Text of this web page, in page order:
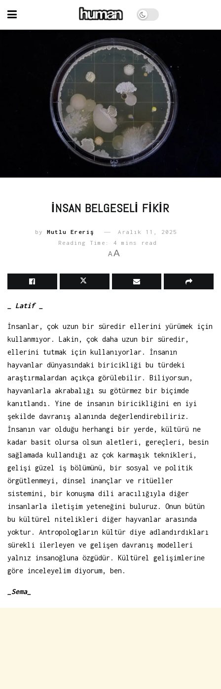
İNSAN BELGESELI FIKIR
by Mutlu Ereriş
Aralık 11, 2025
Reading Time: 4 mins read
A A
_ Latif _
İnsanlar, çok uzun bir süredir ellerini yürümek için
kullanmıyor. Lakin, çok daha uzun bir süredir,
ellerini tutmak için kullanıyorlar. İnsanın
hayvanlar dünyasındaki biricikliği bu türdeki
araştırmalardan açıkça görülebilir. Biliyorsun,
hayvanlarla akrabalığı su götürmez bir biçimde
kanıtlandı. Yine de insanın biricikliğini en iyi
şekilde davranış alanında değerlendirebiliriz.
İnsanın var olduğu herhangi bir yerde, kültürü ne
kadar basit olursa olsun aletleri, gereçleri, besin
sağlamada kullandığı az çok karmaşık teknikleri,
gelişi güzel iş bölümünü, bir sosyal ve politik
örgütlenmeyi, dinsel inançlar ve ritüeller
sistemini, bir konuşma dili aracılığıyla diğer
insanlarla iletişim yeteneğini buluruz. Onun bütün
bu kültürel nitelikleri diğer hayvanlar arasında
yoktur. Antropologların kültür diye adlandırdıkları
sürekli ilerleyen ve gelişen davranış modelleri
yalnız insanoğluna özgüdür. Kültürel gelişimlerine
göre inceleyelim diyorum, ben.
_Sema_